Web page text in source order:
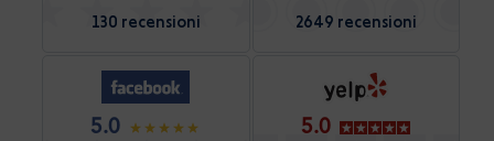
130 recensioni 2649 recensioni
5.0 5.0